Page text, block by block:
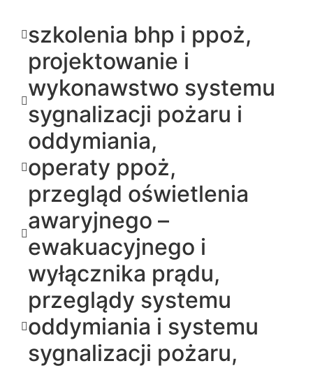
szkolenia bhp i ppoż,
projektowanie i
wykonawstwo systemu
sygnalizacji pożaru i
oddymiania,
operaty ppoż,
przegląd oświetlenia
awaryjnego –
ewakuacyjnego i
wyłącznika prądu,
przeglądy systemu
oddymiania i systemu
sygnalizacji pożaru,